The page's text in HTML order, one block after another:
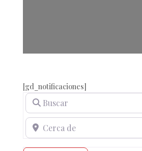
[gd_notificaciones]
Buscar
Cerca de